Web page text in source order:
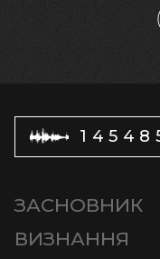
ЗАСНОВНИК
ВИЗНАННЯ